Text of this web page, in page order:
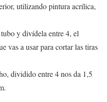
utilizando pintura acrílica,
y divídela entre 4, el
vas a usar para cortar las tiras
dividido entre 4 nos da 1,5